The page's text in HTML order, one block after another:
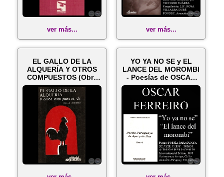
ver más... ver más...
EL GALLO DE LA
ALQUERÍA Y OTROS
COMPUESTOS (Obra
de OSCAR FERREIR...
YO YA NO SE y EL
LANCE DEL MOROMBI
- Poesías de OSCAR
FERREIRO